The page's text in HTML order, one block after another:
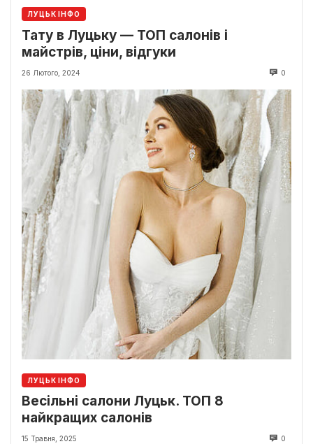
ЛУЦЬК ІНФО
Тату в Луцьку — ТОП салонів і
майстрів, ціни, відгуки
26 Лютого, 2024 0
ЛУЦЬК ІНФО
Весільні салони Луцьк. ТОП 8
найкращих салонів
15 Травня, 2025 0